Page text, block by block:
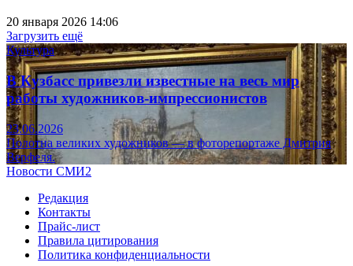
20 января 2026 14:06
Загрузить ещё
Культура
В Кузбасс привезли известные на весь мир
работы художников-импрессионистов
23.06.2026
Полотна великих художников — в фоторепортаже Дмитрия
Верфеля.
Новости СМИ2
Редакция
Контакты
Прайс-лист
Правила цитирования
Политика конфиденциальности